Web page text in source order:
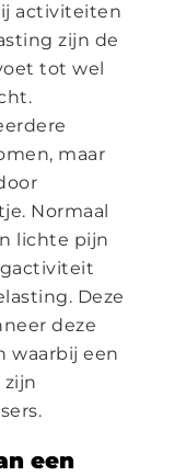
activiteiten
zijn de
tot wel
maar
Normaal
lichte pijn
Deze
deze
waarbij een
een